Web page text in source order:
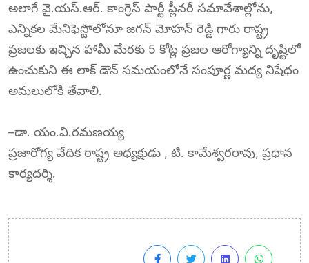
అలాగే వై.యస్.ఆర్. కాంగ్రెస్ పార్టీ ప్లీనరీ సమావేశాల్లోను,
ఎన్నికల మేనిఫెస్టోలోనూ జగన్ మోహన్ రెడ్డి గారు రాష్ట్ర
ప్రజలకు ఇచ్చిన హామీ మేరకు 5 కోట్ల ప్రజల ఆరోగ్యాన్ని దృష్టిలో
ఉంచుకుని ఈ లాక్ డౌన్ సమయంలోనే సంపూర్ణ మద్య నిషేధం
అమలులోకి తేవాలి.
–డా. యం.వి.రమణయ్య
ప్రజారోగ్య వేదిక రాష్ట్ర అధ్యక్షుడు , టి. కామేశ్వరరావు, ప్రధాన
కార్యదర్శి.